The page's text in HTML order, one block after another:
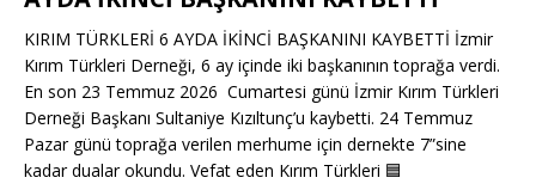
KIRIM TÜRKLERİ 6 AYDA İKİNCİ BAŞKANINI KAYBETTİ İzmir
Kırım Türkleri Derneği, 6 ay içinde iki başkanının toprağa verdi.
En son 23 Temmuz 2026 Cumartesi günü İzmir Kırım Türkleri
Derneği Başkanı Sultaniye Kızıltunç’u kaybetti. 24 Temmuz
Pazar günü toprağa verilen merhume için dernekte 7”sine
kadar dualar okundu. Vefat eden Kırım Türkleri 🟦